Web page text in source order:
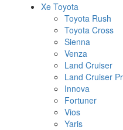
Xe Toyota
Toyota Rush
Toyota Cross
Sienna
Venza
Land Cruiser
Land Cruiser
Innova
Fortuner
Vios
Yaris